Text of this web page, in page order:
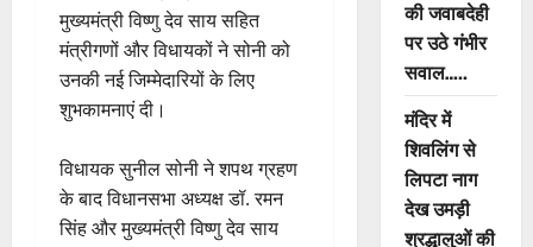
मुख्यमंत्री विष्णु देव साय सहित
मंत्रीगणों और विधायकों ने सोनी को
उनकी नई जिम्मेदारियों के लिए
शुभकामनाएं दी।
विधायक सुनील सोनी ने शपथ ग्रहण
के बाद विधानसभा अध्यक्ष डॉ. रमन
सिंह और मुख्यमंत्री विष्णु देव साय
की जवाबदेही
पर उठे गंभीर
सवाल…..
मंदिर में
शिवलिंग से
लिपटा नाग
देख उमड़ी
श्रद्धालुओं की